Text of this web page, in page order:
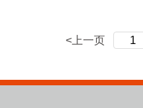
<上一页